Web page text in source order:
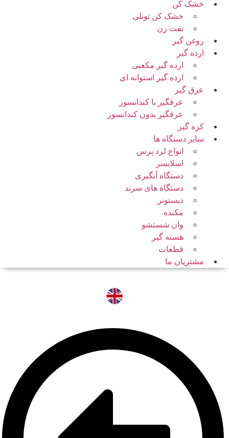
خشک کن
خشک کن تونلی
تفت زن
روغن گیر
ارده گیر
ارده گیر مکعبی
ارده گیر استوانه ای
عرق گیر
عرقگیر با کندانسور
عرقگیر بدون کندانسور
کره گیر
سایر دستگاه ها
انواع لرد پرس
اسلایسر
دستگاه آبگیری
دستگاه های سرند
دیستونر
مکنده
وان شستشو
هسته گیر
قطعات
مشتریان ما